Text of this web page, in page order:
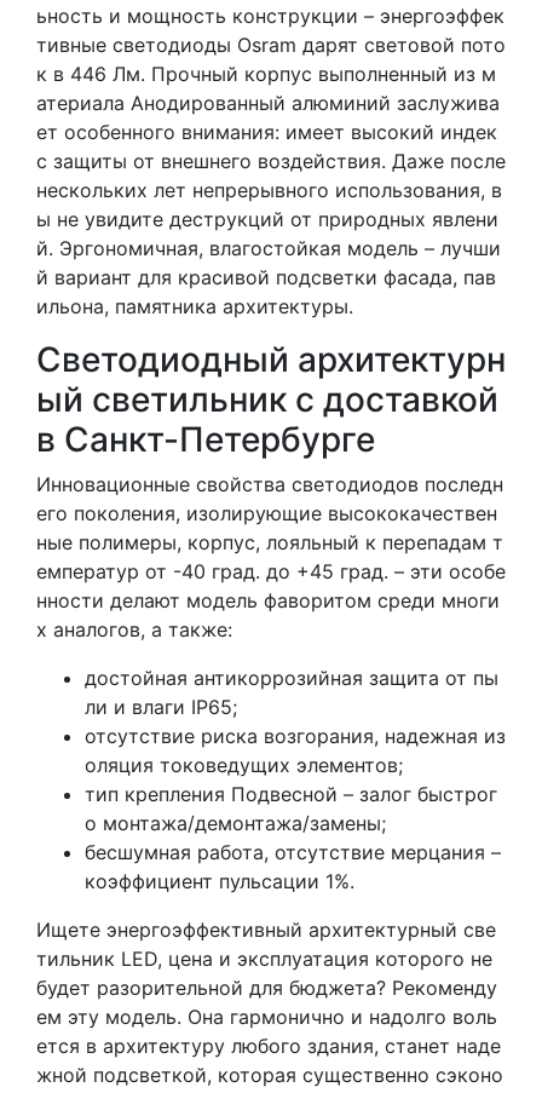
ьность и мощность конструкции – энергоэффек
тивные светодиоды Osram дарят световой пото
к в 446 Лм. Прочный корпус выполненный из м
атериала Анодированный алюминий заслужива
ет особенного внимания: имеет высокий индек
с защиты от внешнего воздействия. Даже после
нескольких лет непрерывного использования, в
ы не увидите деструкций от природных явлени
й. Эргономичная, влагостойкая модель – лучши
й вариант для красивой подсветки фасада, пав
ильона, памятника архитектуры.
Светодиодный архитектурн
ый светильник с доставкой
в Санкт-Петербурге
Инновационные свойства светодиодов последн
его поколения, изолирующие высококачествен
ные полимеры, корпус, лояльный к перепадам т
емператур от -40 град. до +45 град. – эти особе
нности делают модель фаворитом среди многи
х аналогов, а также:
достойная антикоррозийная защита от пы
ли и влаги IP65;
отсутствие риска возгорания, надежная из
оляция токоведущих элементов;
тип крепления Подвесной – залог быстрог
о монтажа/демонтажа/замены;
бесшумная работа, отсутствие мерцания –
коэффициент пульсации 1%.
Ищете энергоэффективный архитектурный све
тильник LED, цена и эксплуатация которого не
будет разорительной для бюджета? Рекоменду
ем эту модель. Она гармонично и надолго воль
ется в архитектуру любого здания, станет наде
жной подсветкой, которая существенно сэконо